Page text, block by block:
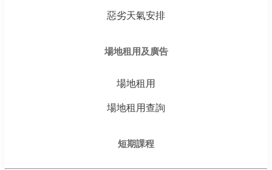
惡劣天氣安排
場地租用及廣告
場地租用
場地租用查詢
短期課程